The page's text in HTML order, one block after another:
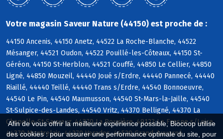
Afin de vous offrir la meilleure expérience possible, Biocoop utilise
des cookies : pour assurer une performance optimale du site, pour
Votre magasin Saveur Nature (44150) est proche de :
44150 Ancenis, 44150 Anetz, 44522 La Roche-Blanche, 44522
Mésanger, 44521 Oudon, 44522 Pouillé-les-Côteaux, 44150 St-
Géréon, 44150 St-Herblon, 44521 Couffé, 44850 Le Cellier, 44850
Ligné, 44850 Mouzeil, 44440 Joué s/Erdre, 44440 Pannecé, 44440
Riaillé, 44440 Teillé, 44440 Trans s/Erdre, 44540 Bonnoeuvre,
44540 Le Pin, 44540 Maumusson, 44540 St-Mars-la-Jaille, 44540
St-Sulpice-des-Landes, 44540 Vritz, 44370 Belligné, 44370 La
Chapelle-St-Sauveur, 44370 La Rouxière, 49123 Le Fresne s/Loire,
44370 Montrelais, 44370 Varades, 44520 Grand-Auverné